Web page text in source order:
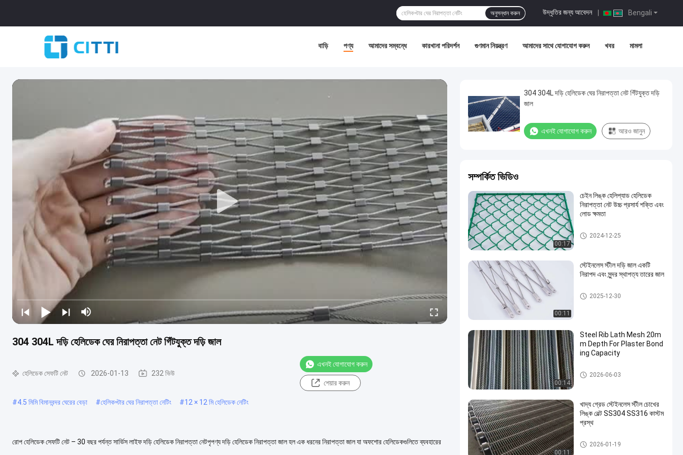
Bengali
উদ্ধৃতির জন্য আবেদন
অনুসন্ধান করুন
বাড়ি পণ্য আমাদের সম্বন্ধে কারখানা পরিদর্শন গুণমান নিয়ন্ত্রণ আমাদের সাথে যোগাযোগ করুন খবর মামলা
304 304L দড়ি হেলিডেক ঘের নিরাপত্তা নেট গিঁটযুক্ত দড়ি জাল
হেলিডেক সেফটি নেট 2026-01-13 232 ভিউ
এখনই যোগাযোগ করুন
শেয়ার করুন
#4.5 মিমি বিমানবন্দর ঘেরের বেড়া #হেলিকপ্টার ঘের নিরাপত্তা নেটিং #12 × 12 মি হেলিডেক নেটিং
রোপ হেলিডেক সেফটি নেট – 30 বছর পর্যন্ত সার্ভিস লাইফ দড়ি হেলিডেক নিরাপত্তা নেটপৃপণ্য দড়ি হেলিডেক নিরাপত্তা জাল হল এক ধরনের নিরাপত্তা জাল যা অফশোর হেলিডেকগুলিতে ব্যবহারের
304 304L দড়ি হেলিডেক ঘের নিরাপত্তা নেট গিঁটযুক্ত দড়ি
জাল
এখনই যোগাযোগ করুন আরও জানুন
সম্পর্কিত ভিডিও
00:17
চেইন লিঙ্ক হেলিপ্যাড হেলিডেক
নিরাপত্তা নেট উচ্চ প্রসার্য শক্তি এবং
লোড ক্ষমতা
হেলিডেক সেফটি নেট
2024-12-25
00:11
স্টেইনলেস স্টীল দড়ি জাল একটি
নিরাপদ এবং সুন্দর স্থাপত্য তারের জাল
আলংকারিক তারের জাল
2025-12-30
00:14
Steel Rib Lath Mesh 20m
m Depth For Plaster Bond
ing Capacity
প্রসারিত ধাতু তারের জাল
2026-06-03
00:11
খাদ্য গ্রেড স্টেইনলেস স্টীল চোখের
লিঙ্ক বেল্ট SS304 SS316 কাস্টম
প্রস্থ
ধাতু পরিবাহক বেল্ট
2026-01-19